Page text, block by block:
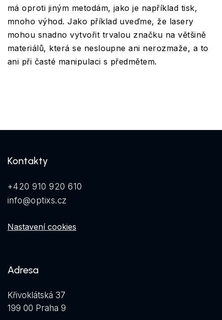
má oproti jiným metodám, jako je například tisk,
mnoho výhod. Jako příklad uveďme, že lasery
mohou snadno vytvořit trvalou značku na většině
materiálů, která se nesloupne ani nerozmaže, a to
ani při časté manipulaci s předmětem.
Kontakty
+420 910 920 610
info@optixs.cz
Nastavení cookies
Adresa
Křivoklátská 37
199 00 Praha 9